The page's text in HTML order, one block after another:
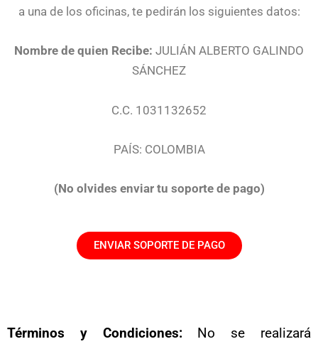
a una de los oficinas, te pedirán los siguientes datos:
Nombre de quien Recibe: JULIÁN ALBERTO GALINDO
SÁNCHEZ
C.C. 1031132652
PAÍS: COLOMBIA
(No olvides enviar tu soporte de pago)
ENVIAR SOPORTE DE PAGO
Términos y Condiciones:No se realizará